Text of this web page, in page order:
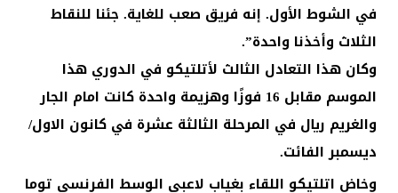
في الشوط الأول. إنه فريق صعب للغاية. جئنا للنقاط
الثلاث وأخذنا واحدة”.
وكان هذا التعادل الثالث لأتلتيكو في الدوري هذا
الموسم مقابل 16 فوزًا وهزيمة واحدة كانت امام الجار
والغريم ريال في المرحلة الثالثة عشرة في كانون الاول/
ديسمبر الفائت.
وخاض اتلتيكو اللقاء بغياب لاعبي الوسط الفرنسي توما